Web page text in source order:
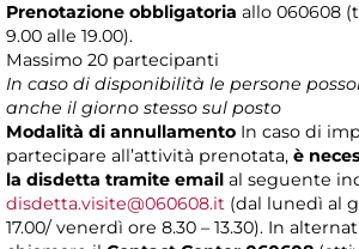
Prenotazione obbligatoria allo 060608
9.00 alle 19.00).
Massimo 20 partecipanti
In caso di disponibilità le persone
anche il giorno stesso sul posto
Modalità di annullamento In caso di
partecipare all’attività prenotata, è
la disdetta tramite email al seguente
disdetta.visite@060608.it (dal lunedì al
17.00/ venerdì ore 8.30 – 13.30). In